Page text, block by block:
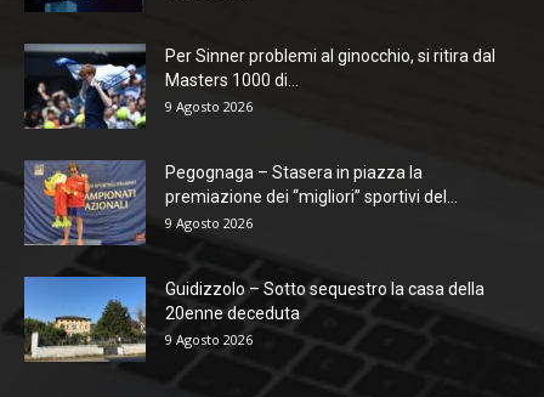
Per Sinner problemi al ginocchio, si ritira dal
Masters 1000 di...
9 Agosto 2026
Pegognaga – Stasera in piazza la
premiazione dei “migliori” sportivi del...
9 Agosto 2026
Guidizzolo – Sotto sequestro la casa della
20enne deceduta
9 Agosto 2026